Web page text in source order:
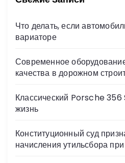
Что делать, если
вариаторе
Современное
качества в дорожном
Классический Porsche 356
жизнь
Конституционный суд
начисления утильсбора